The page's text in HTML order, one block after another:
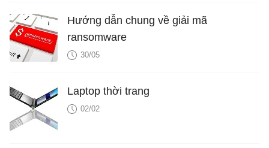
Hướng dẫn chung về giải mã
ransomware
30/05
Laptop thời trang
02/02